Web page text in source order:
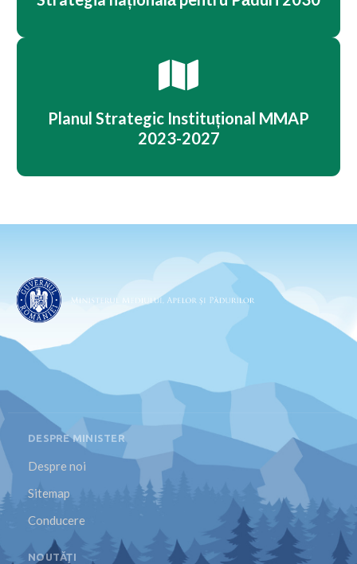
Planul Strategic Instituțional MMAP
2023-2027
DESPRE MINISTER
Despre noi
Sitemap
Conducere
NOUTĂȚI